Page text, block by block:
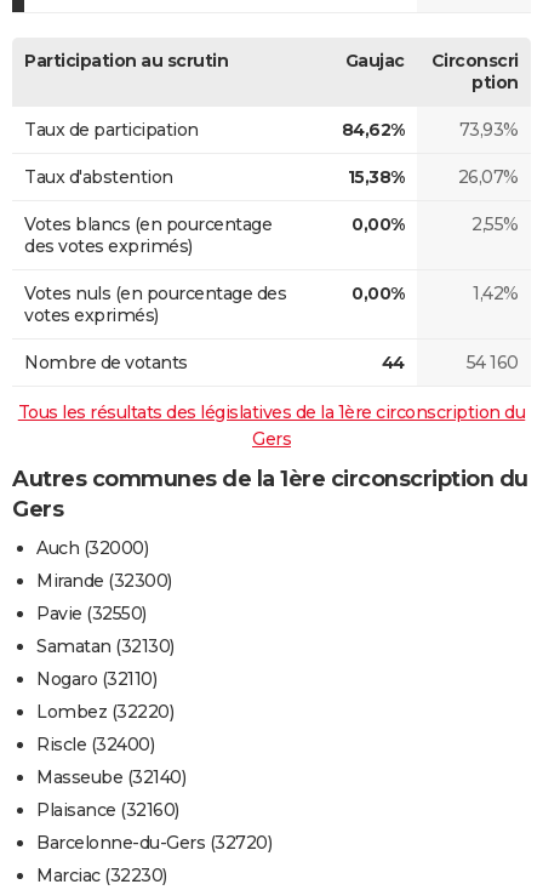
Participation au scrutin Gaujac
Circonscri
ption
Taux de participation 84,62% 73,93%
Taux d'abstention 15,38% 26,07%
Votes blancs (en pourcentage
des votes exprimés)
0,00% 2,55%
Votes nuls (en pourcentage des
votes exprimés)
0,00% 1,42%
Nombre de votants 44 54 160
Tous les résultats des législatives de la 1ère circonscription du
Gers
Autres communes de la 1ère circonscription du
Gers
Auch (32000)
Mirande (32300)
Pavie (32550)
Samatan (32130)
Nogaro (32110)
Lombez (32220)
Riscle (32400)
Masseube (32140)
Plaisance (32160)
Barcelonne-du-Gers (32720)
Marciac (32230)